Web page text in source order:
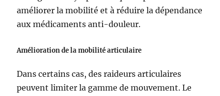
améliorer la mobilité et à réduire la dépendance
aux médicaments anti-douleur.
Amélioration de la mobilité articulaire
Dans certains cas, des raideurs articulaires
peuvent limiter la gamme de mouvement. Le